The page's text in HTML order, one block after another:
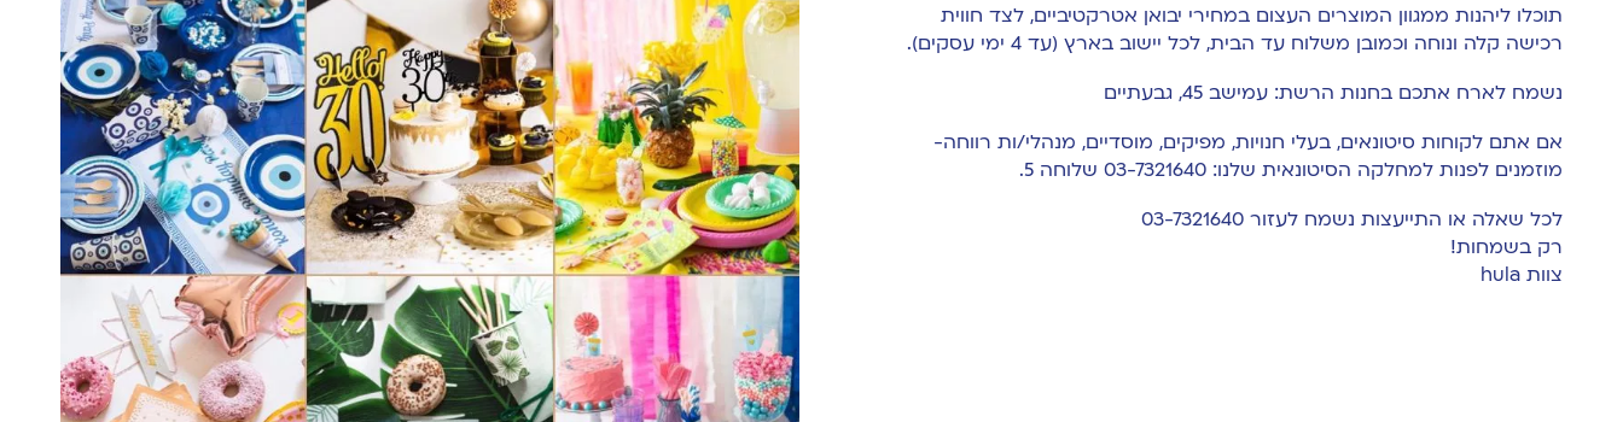
תוכלו ליהנות ממגוון המוצרים העצום במחירי יבואן אטרקטיביים, לצד חווית
רכישה קלה ונוחה וכמובן משלוח עד הבית, לכל יישוב בארץ (עד 4 ימי עסקים).
נשמח לארח אתכם בחנות הרשת: עמישב 45, גבעתיים
אם אתם לקוחות סיטונאים, בעלי חנויות, מפיקים, מוסדיים, מנהלי/ות רווחה-
מוזמנים לפנות למחלקה הסיטונאית שלנו:03-7321640 שלוחה 5.
לכל שאלה או התייעצות נשמח לעזור03-7321640
רק בשמחות!
צוות hula